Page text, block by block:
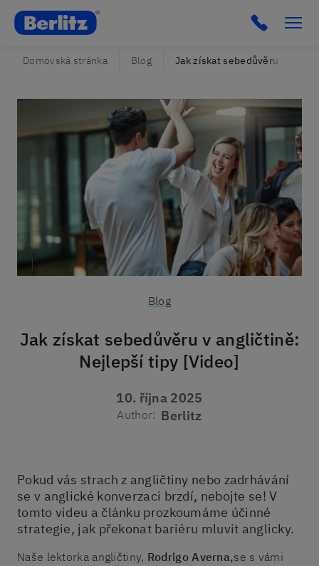
Berlitz Czechia Click to
Domovská stránka Blog Jak získat sebedůvěru v
Blog
Jak získat sebedůvěru v angličtině:
Nejlepší tipy [Video]
10. října 2025
Author: Berlitz
Pokud vás strach z angličtiny nebo zadrhávání
se v anglické konverzaci brzdí, nebojte se! V
tomto videu a článku prozkoumáme účinné
strategie, jak překonat bariéru mluvit anglicky.
Naše lektorka angličtiny, Rodrigo Averna,se s vámi